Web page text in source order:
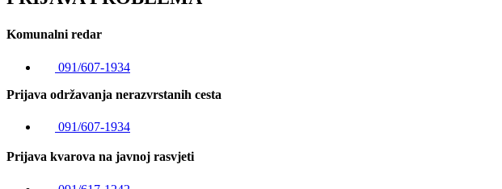
Komunalni redar
091/607-1934
Prijava održavanja nerazvrstanih cesta
091/607-1934
Prijava kvarova na javnoj rasvjeti